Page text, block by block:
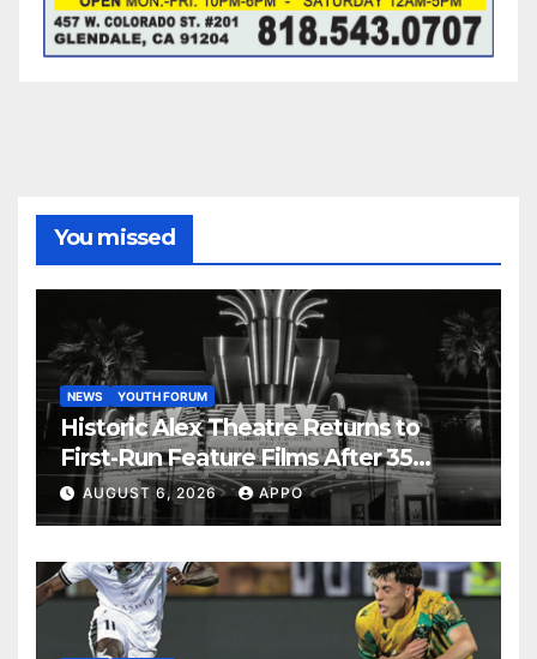
You missed
NEWS YOUTH FORUM
Historic Alex Theatre Returns to
First-Run Feature Films After 35
Years
AUGUST 6, 2026 APPO